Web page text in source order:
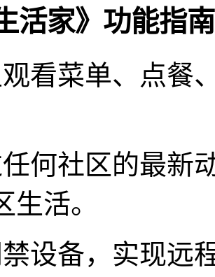
活家》功能指
看菜单、点餐
何社区的最新
生活。
设备，实现远